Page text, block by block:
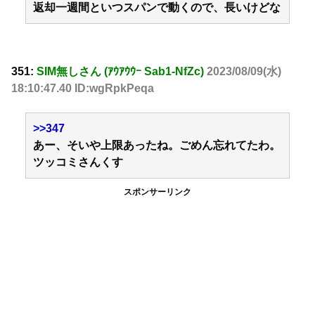
返却一週間といつスパンで動くので、長いけどな
351: SIM無しさん (ｱｳｱｳｳｰ Sab1-NfZc) 2023/08/09(水)
18:10:47.40 ID:wgRpkPeqa
>>347
あー、そいや上限あったね。ごめん忘れてたわ。
ツッコミさんくす
スポンサーリンク